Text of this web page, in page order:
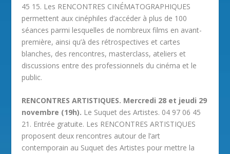
45 15. Les RENCONTRES CINÉMATOGRAPHIQUES
permettent aux cinéphiles d’accéder à plus de 100
séances parmi lesquelles de nombreux films en avant-
première, ainsi qu’à des rétrospectives et cartes
blanches, des rencontres, masterclass, ateliers et
discussions entre des professionnels du cinéma et le
public.
RENCONTRES ARTISTIQUES. Mercredi 28 et jeudi 29
novembre (19h). Le Suquet des Artistes. 04 97 06 45
21. Entrée gratuite. Les RENCONTRES ARTISTIQUES
proposent deux rencontres autour de l’art
contemporain au Suquet des Artistes pour mettre la